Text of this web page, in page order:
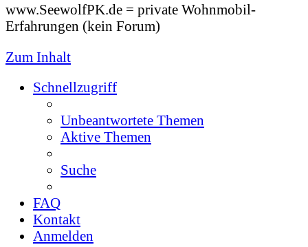
www.SeewolfPK.de = private Wohnmobil-
Erfahrungen (kein Forum)
Zum Inhalt
Schnellzugriff
Unbeantwortete Themen
Aktive Themen
Suche
FAQ
Kontakt
Anmelden